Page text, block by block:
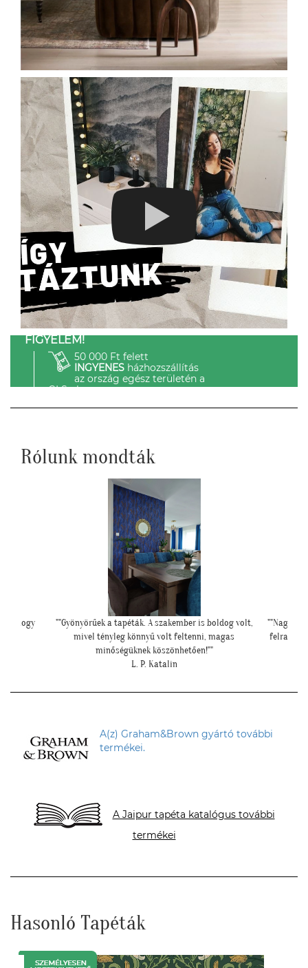
FIGYELEM!
50 000 Ft felett
INGYENESházhozszállítás
az ország egész területén a
GLS-el.
Rólunk mondták
ahogy
""Gyönyörűek a tapéták. A szakember is boldog volt,
mivel tényleg könnyű volt feltenni, magas
minőségüknek köszönhetően!""
L. P. Katalin
""Nagyon
A(z) Graham&Brown gyártó további
termékei.
A Jaipur tapéta katalógus további
termékei
Hasonló Tapéták